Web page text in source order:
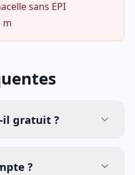
sans EPI
m
il gratuit ?
?